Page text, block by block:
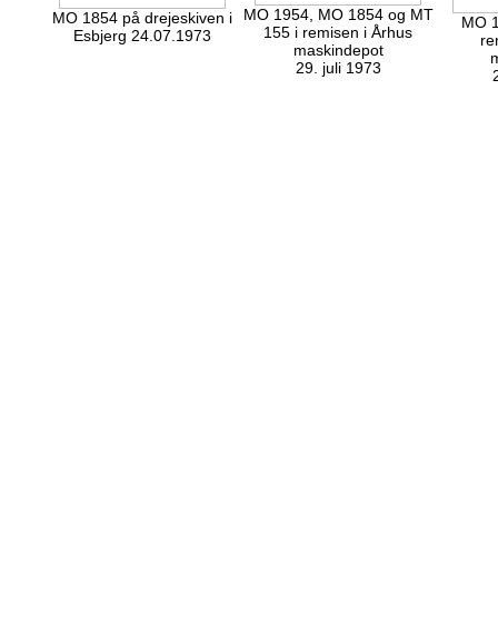
MO 1854 på drejeskiven i
Esbjerg 24.07.1973
MO 1954, MO 1854 og MT
155 i remisen i Århus
maskindepot
29. juli 1973
MO